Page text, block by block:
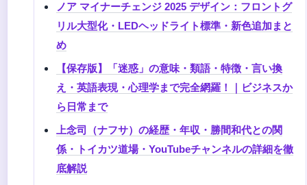
ノア マイナーチェンジ 2025 デザイン：フロントグ
リル大型化・LEDヘッドライト標準・新色追加まと
め
【保存版】「迷惑」の意味・類語・特徴・言い換
え・英語表現・心理学まで完全網羅！｜ビジネスか
ら日常まで
上念司（ナフサ）の経歴・年収・勝間和代との関
係・トイカツ道場・YouTubeチャンネルの詳細を徹
底解説